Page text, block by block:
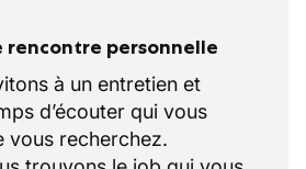
rencontre personnelle
à un entretien et
d’écouter qui vous
vous recherchez.